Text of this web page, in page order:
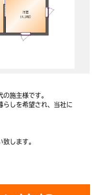
施主様です。
らしを希望され、当社に
します。